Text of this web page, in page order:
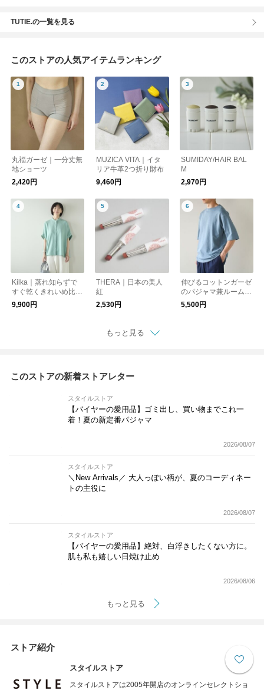
TUTIE.の一覧を見る
このストアの人気アイテムランキング
丸福ガーゼ｜一分丈無
地ショーツ
2,420円
MUZICA VITA｜イタ
リア牛革2つ折り財布
9,460円
SUMIDAY/HAIR BAL
M
2,970円
Kilka｜蒸れ知らずで
すぐ乾くきれいめ比翼
ブラウス
9,900円
THERA｜日本の美人
紅
2,530円
伸びるコットンガーゼ
のパジャマ兼ルームウ
ェア 接触冷感 5分袖プ
ルオーバー メンズ
5,500円
もっと見る
このストアの新着ストアレター
スタイルストア
【バイヤーの愛用品】ゴミ出し、買い物までこれ一
着！夏の新定番パジャマ
2026/08/07
スタイルストア
＼New Arrivals／ 大人っぽい柄が、夏のコーディネー
トの主役に
2026/08/07
スタイルストア
【バイヤーの愛用品】絶対、白浮きしたくない方に。
肌も私も嬉しい日焼け止め
2026/08/06
もっと見る
ストア紹介
スタイルストア
スタイルストアは2005年開店のオンラインセレクトショ